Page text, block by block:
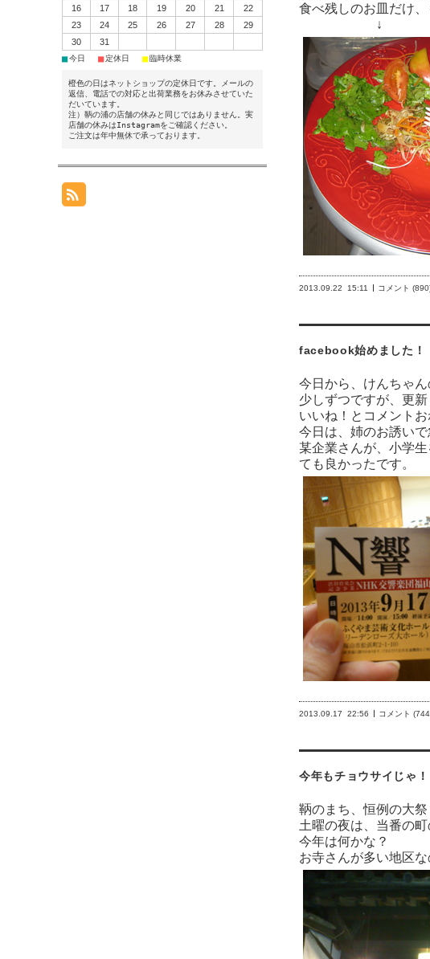
食べ残しのお皿だけ
↓
2013.09.22 15:11 コメント
facebook始めました！
今日から、けんちゃ
少しずつですが、更新
いいね！とコメントお
今日は、姉のお誘い
某企業さんが、小学
ても良かったです。
2013.09.17 22:56 コメント
今年もチョウサイじゃ！
鞆のまち、恒例の大
土曜の夜は、当番の
今年は何かな？
お寺さんが多い地区
16
17 18 19 20 21
22
23
24 25 26 27 28
29
30
31
■今日 ■定休日 ■臨時休業
橙色の日はネットショップの定休日です。メールの
返信、電話での対応と出荷業務をお休みさせていた
だいています。
注）鞆の浦の店舗の休みと同じではありません。実
店舗の休みはInstagramをご確認ください。
ご注文は年中無休で承っております。